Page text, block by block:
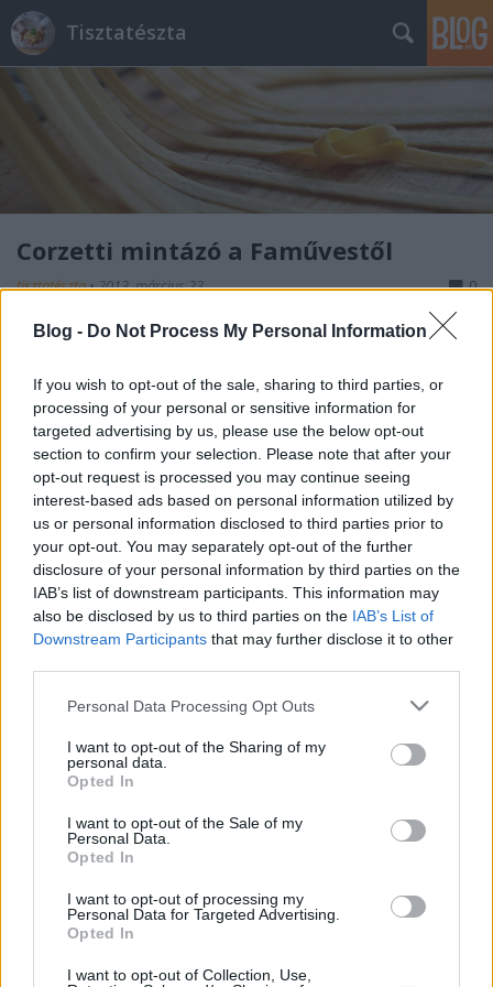
Blog - Do Not Process My Personal Information
If you wish to opt-out of the sale, sharing to third parties, or
processing of your personal or sensitive information for
targeted advertising by us, please use the below opt-out
section to confirm your selection. Please note that after your
opt-out request is processed you may continue seeing
interest-based ads based on personal information utilized by
us or personal information disclosed to third parties prior to
your opt-out. You may separately opt-out of the further
disclosure of your personal information by third parties on the
IAB’s list of downstream participants. This information may
also be disclosed by us to third parties on the IAB’s List of
Downstream Participants that may further disclose it to other
Please note that this website/app uses one or more Google
not limited to your visit or usage behaviour. You may click to
grant or deny consent to Google and its third-party tags to
use your data for below specified purposes in below Google
consent section.
Personal Data Processing Opt Outs
I want to opt-out of the Sharing of my
personal data.
Opted In
I want to opt-out of the Sale of my
Personal Data.
Opted In
I want to opt-out of processing my
Personal Data for Targeted Advertising.
Opted In
I want to opt-out of Collection, Use,
Tisztatészta
Corzetti mintázó a Faművestől
tisztatészta•2013. március 23. 0
Egy különleges tésztaformázó, egy különleges
nélkül ez a nyereményjáték nem jöhetett volna létre.
Ezúton köszönöm, hogy amit megálmodtam, abban
ők támogattak. Minden alkotás, melyet emberi kéz
hoz létre egy…
Így is lehet...
tisztatészta•2013. március 20.
NEM ÍGY KELL!és ki a megmondója hogyan
kell??? Világra jövetelünket követően megtanítanak
bennünket mit, hogyan kell (és most nem kizárólag a
konyha világára gondolok)... Mi ezt gyermekként
elhisszük és a tanult sémákkal, bevésődésekkel éljük
Corzetti
tisztatészta•2013. március 14.
formálja a "testet", s átadja az energiát, mely
lényünkből fakad. Így adsz egy darabot a saját
lelkedből, minden általad készített alkotásnak. Így
töltöd fel alkotásodat szeretettel, amely általa eljut